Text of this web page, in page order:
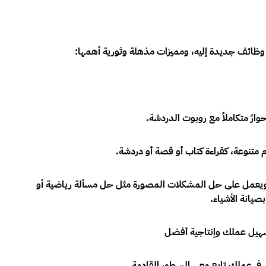
جديدة إليه، ومميزات مذهلة وثورية أهمها:
مع روبوت الدردشة.
كقراءة كتاب أو قصة أو دردشة.
ويعمل على حل المشكلات المصورة مثل حل مسألة رياضية أو
الأشياء.
عملك وإنتاجية أفضل